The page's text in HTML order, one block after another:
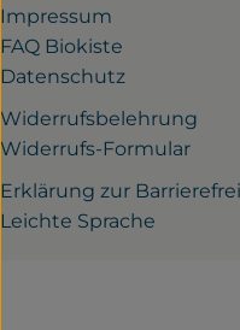
Impressum
FAQ Biokiste
Datenschutz
Widerrufsbelehrung
Widerrufs-Formular
Erklärung zur
Leichte Sprache